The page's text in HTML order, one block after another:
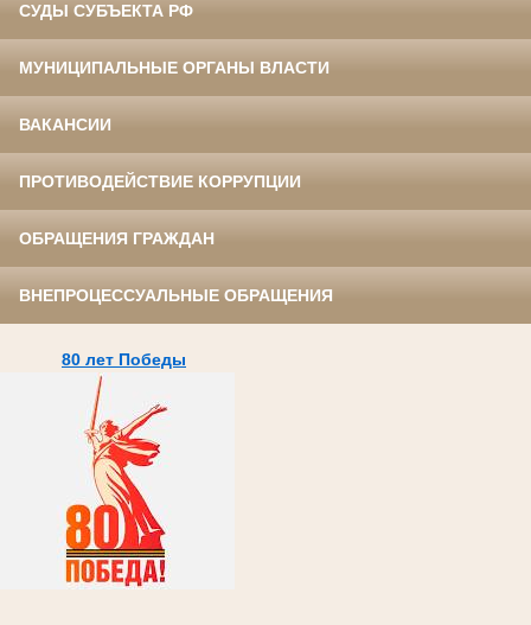
СУДЫ СУБЪЕКТА РФ
МУНИЦИПАЛЬНЫЕ ОРГАНЫ ВЛАСТИ
ВАКАНСИИ
ПРОТИВОДЕЙСТВИЕ КОРРУПЦИИ
ОБРАЩЕНИЯ ГРАЖДАН
ВНЕПРОЦЕССУАЛЬНЫЕ ОБРАЩЕНИЯ
80 лет Победы